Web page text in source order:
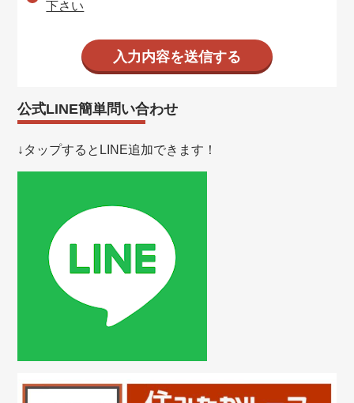
下さい
公式LINE簡単問い合わせ
↓タップするとLINE追加できます！